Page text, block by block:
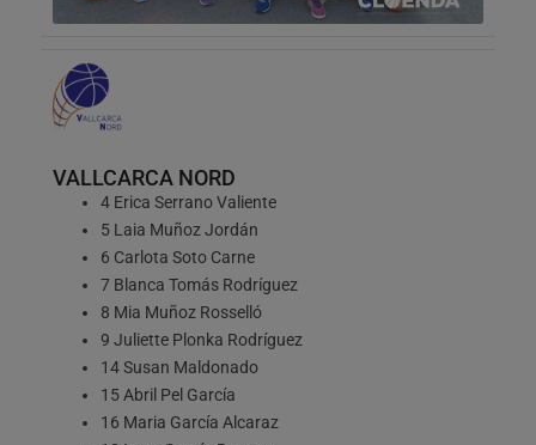
VALLCARCA NORD
4 Erica Serrano Valiente
5 Laia Muñoz Jordán
6 Carlota Soto Carne
7 Blanca Tomás Rodríguez
8 Mia Muñoz Rosselló
9 Juliette Plonka Rodríguez
14 Susan Maldonado
15 Abril Pel García
16 Maria García Alcaraz